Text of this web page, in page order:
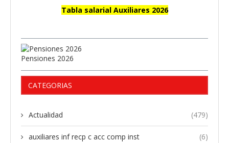
Tabla salarial Auxiliares 2026
Pensiones 2026
CATEGORIAS
Actualidad (479)
auxiliares inf recp c acc comp inst (6)